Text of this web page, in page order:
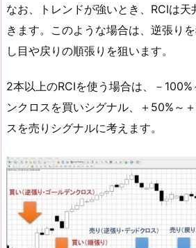
なお、トレンドが強いとき、RCIは
きます。このような場合は、逆張り
し目や戻りの順張りを狙います。
2本以上のRCIを使う場合は、－
ンクロスを買いシグナル、＋50%～
スを売りシグナルに考えます。